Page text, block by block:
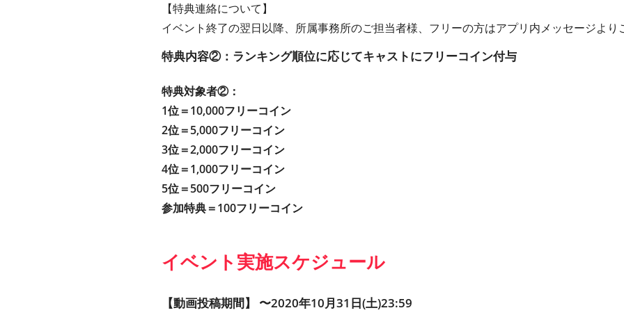
【特典連絡について】
イベント終了の翌日以降、所属事務所のご担当者様、フリーの方はアプリ内メッセージより
特典内容②：ランキング順位に応じてキャストにフリーコイン付与
特典対象者②：
1位＝10,000フリーコイン
2位＝5,000フリーコイン
3位＝2,000フリーコイン
4位＝1,000フリーコイン
5位＝500フリーコイン
参加特典＝100フリーコイン
イベント実施スケジュール
【動画投稿期間】 〜2020年10月31日(土)23:59